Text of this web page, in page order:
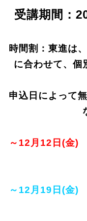
受講期間：
時間割：東進は
に合わせて、個
申込日によって
～12月12日(金
～12月19日(金